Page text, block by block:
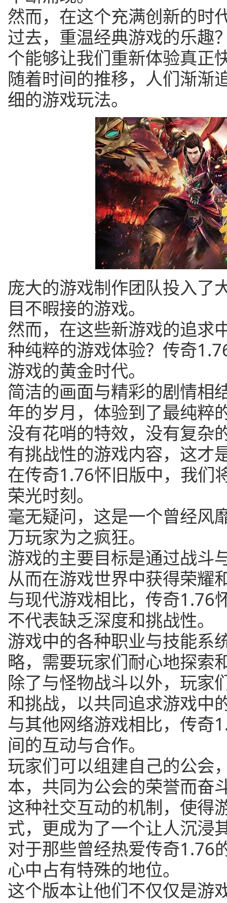
然而，在这个充满创新的时
过去，重温经典游戏的乐趣
个能够让我们重新体验真正
随着时间的推移，人们渐渐
细的游戏玩法。
庞大的游戏制作团队投入了
目不暇接的游戏。
然而，在这些新游戏的追求
种纯粹的游戏体验？传奇
游戏的黄金时代。
简洁的画面与精彩的剧情相
年的岁月，体验到了最纯粹
没有花哨的特效，没有复杂
有挑战性的游戏内容，这才
在传奇1.76怀旧版中，我们
荣光时刻。
毫无疑问，这是一个曾经风
万玩家为之疯狂。
游戏的主要目标是通过战斗
从而在游戏世界中获得荣耀
与现代游戏相比，传奇1.76
不代表缺乏深度和挑战性。
游戏中的各种职业与技能系
略，需要玩家们耐心地探索
除了与怪物战斗以外，玩家
和挑战，以共同追求游戏中
与其他网络游戏相比，传奇
间的互动与合作。
玩家们可以组建自己的公会
本，共同为公会的荣誉而奋
这种社交互动的机制，使得
式，更成为了一个让人沉浸
对于那些曾经热爱传奇1.76
心中占有特殊的地位。
这个版本让他们不仅仅是游